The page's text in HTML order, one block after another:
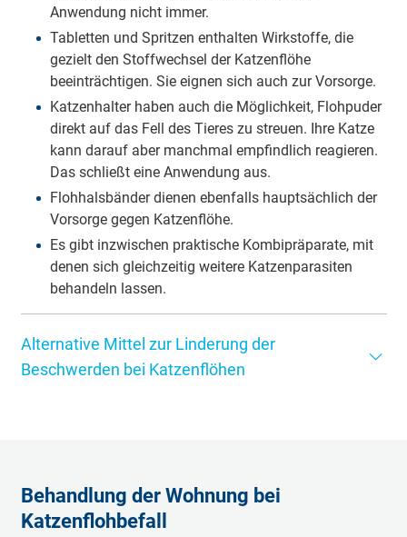
Anwendung nicht immer.
Tabletten und Spritzen enthalten Wirkstoffe, die
gezielt den Stoffwechsel der Katzenflöhe
beeinträchtigen. Sie eignen sich auch zur Vorsorge.
Katzenhalter haben auch die Möglichkeit, Flohpuder
direkt auf das Fell des Tieres zu streuen. Ihre Katze
kann darauf aber manchmal empfindlich reagieren.
Das schließt eine Anwendung aus.
Flohhalsbänder dienen ebenfalls hauptsächlich der
Vorsorge gegen Katzenflöhe.
Es gibt inzwischen praktische Kombipräparate, mit
denen sich gleichzeitig weitere Katzenparasiten
behandeln lassen.
Alternative Mittel zur Linderung der
Beschwerden bei Katzenflöhen
Essig oder ätherische Öle zum Einsatz. Auch diese Mittel
können wirken:
Behandlung der Wohnung bei
Katzenflohbefall